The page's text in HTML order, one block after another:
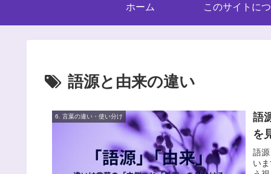
ホーム このサイトに
語源と由来の違い
6. 言葉の違い・使い分け
語
を
語
い